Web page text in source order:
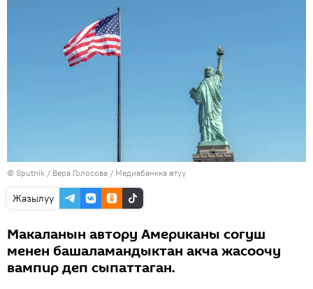
© Sputnik / Вера Голосова / Медиабанкка өтүү
Жазылуу
Макаланын автору Американы согуш
менен башаламандыктан акча жасоочу
вампир деп сыпаттаган.